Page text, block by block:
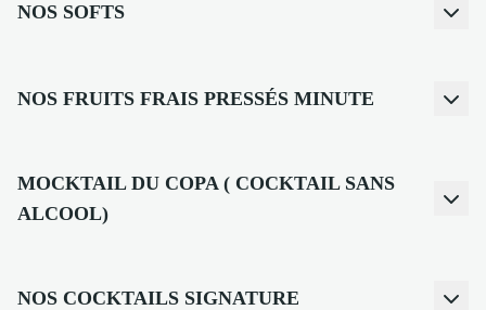
NOS SOFTS
NOS FRUITS FRAIS PRESSÉS MINUTE
MOCKTAIL DU COPA ( COCKTAIL SANS
ALCOOL)
NOS COCKTAILS SIGNATURE